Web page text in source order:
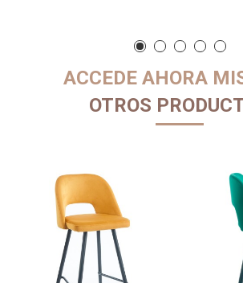
ACCEDE AHORA
OTROS